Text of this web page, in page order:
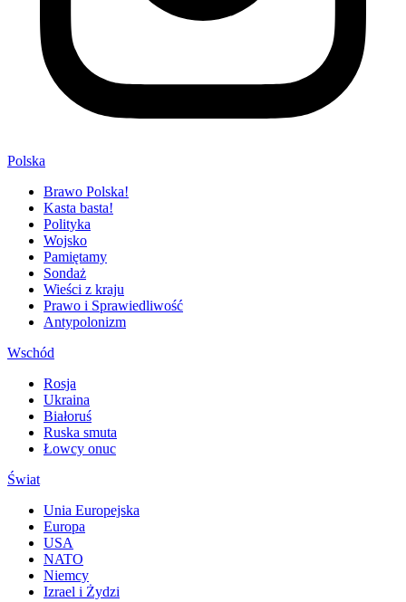
Polska
Brawo Polska!
Kasta basta!
Polityka
Wojsko
Pamiętamy
Sondaż
Wieści z kraju
Prawo i Sprawiedliwość
Antypolonizm
Wschód
Rosja
Ukraina
Białoruś
Ruska smuta
Łowcy onuc
Świat
Unia Europejska
Europa
USA
NATO
Niemcy
Izrael i Żydzi